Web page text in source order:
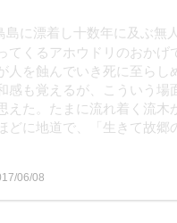
漂着し十数年に及ぶ無人
てくるアホウドリのおかげ
を蝕んでいき死に至らし
感も覚えるが、こういう場
えた。たまに流れ着く流木
どに地道で、「生きて故郷
06/08